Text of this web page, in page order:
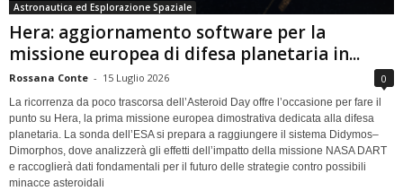
Astronautica ed Esplorazione Spaziale
Hera: aggiornamento software per la
missione europea di difesa planetaria in...
Rossana Conte - 15 Luglio 2026 0
La ricorrenza da poco trascorsa dell’Asteroid Day offre l’occasione per fare il
punto su Hera, la prima missione europea dimostrativa dedicata alla difesa
planetaria. La sonda dell’ESA si prepara a raggiungere il sistema Didymos–
Dimorphos, dove analizzerà gli effetti dell’impatto della missione NASA DART
e raccoglierà dati fondamentali per il futuro delle strategie contro possibili
minacce asteroidali